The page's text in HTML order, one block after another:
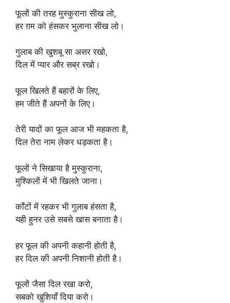
फूलों की तरह मुस्कुराना सीख लो,
हर ग़म को हंसकर भुलाना सीख लो।
गुलाब की खुशबू सा असर रखो,
दिल में प्यार और सब्र रखो।
फूल खिलते हैं बहारों के लिए,
हम जीते हैं अपनों के लिए।
तेरी यादों का फूल आज भी महकता है,
दिल तेरा नाम लेकर धड़कता है।
फूलों ने सिखाया है मुस्कुराना,
मुश्किलों में भी खिलते जाना।
काँटों में रहकर भी गुलाब हंसता है,
यही हुनर उसे सबसे खास बनाता है।
हर फूल की अपनी कहानी होती है,
हर दिल की अपनी निशानी होती है।
फूलों जैसा दिल रखा करो,
सबको खुशियाँ दिया करो।